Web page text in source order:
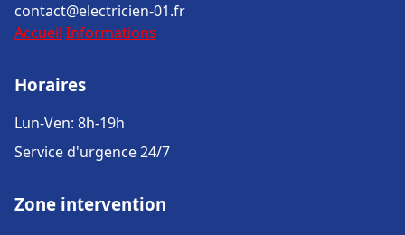
contact@electricien-01.fr
Accueil Informations
Horaires
Lun-Ven: 8h-19h
Service d'urgence 24/7
Zone intervention